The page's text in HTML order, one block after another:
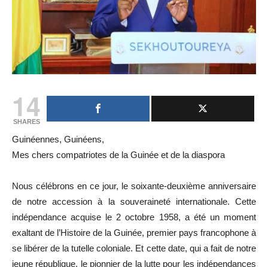
14
SHARES
Guinéennes, Guinéens,
Mes chers compatriotes de la Guinée et de la diaspora
Nous célébrons en ce jour, le soixante-deuxième anniversaire
de notre accession à la souveraineté internationale. Cette
indépendance acquise le 2 octobre 1958, a été un moment
exaltant de l’Histoire de la Guinée, premier pays francophone à
se libérer de la tutelle coloniale. Et cette date, qui a fait de notre
jeune république, le pionnier de la lutte pour les indépendances